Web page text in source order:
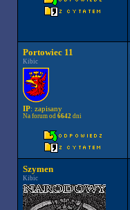
Portowiec 11
Kibic
IP: zapisany
Na forum od 6642dni
Szymen
Kibic